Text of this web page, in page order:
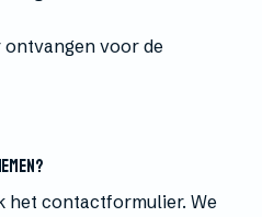
voor de
het contactformulier. We